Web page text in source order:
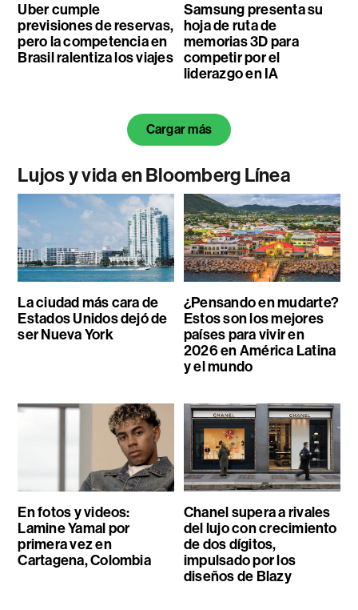
Uber cumple
previsiones de reservas,
pero la competencia en
Brasil ralentiza los viajes
Samsung presenta su
hoja de ruta de
memorias 3D para
competir por el
liderazgo en IA
Cargar más
Lujos y vida en Bloomberg Línea
La ciudad más cara de
Estados Unidos dejó de
ser Nueva York
¿Pensando en mudarte?
Estos son los mejores
países para vivir en
2026 en América Latina
y el mundo
En fotos y videos:
Lamine Yamal por
primera vez en
Cartagena, Colombia
Chanel supera a rivales
del lujo con crecimiento
de dos dígitos,
impulsado por los
diseños de Blazy